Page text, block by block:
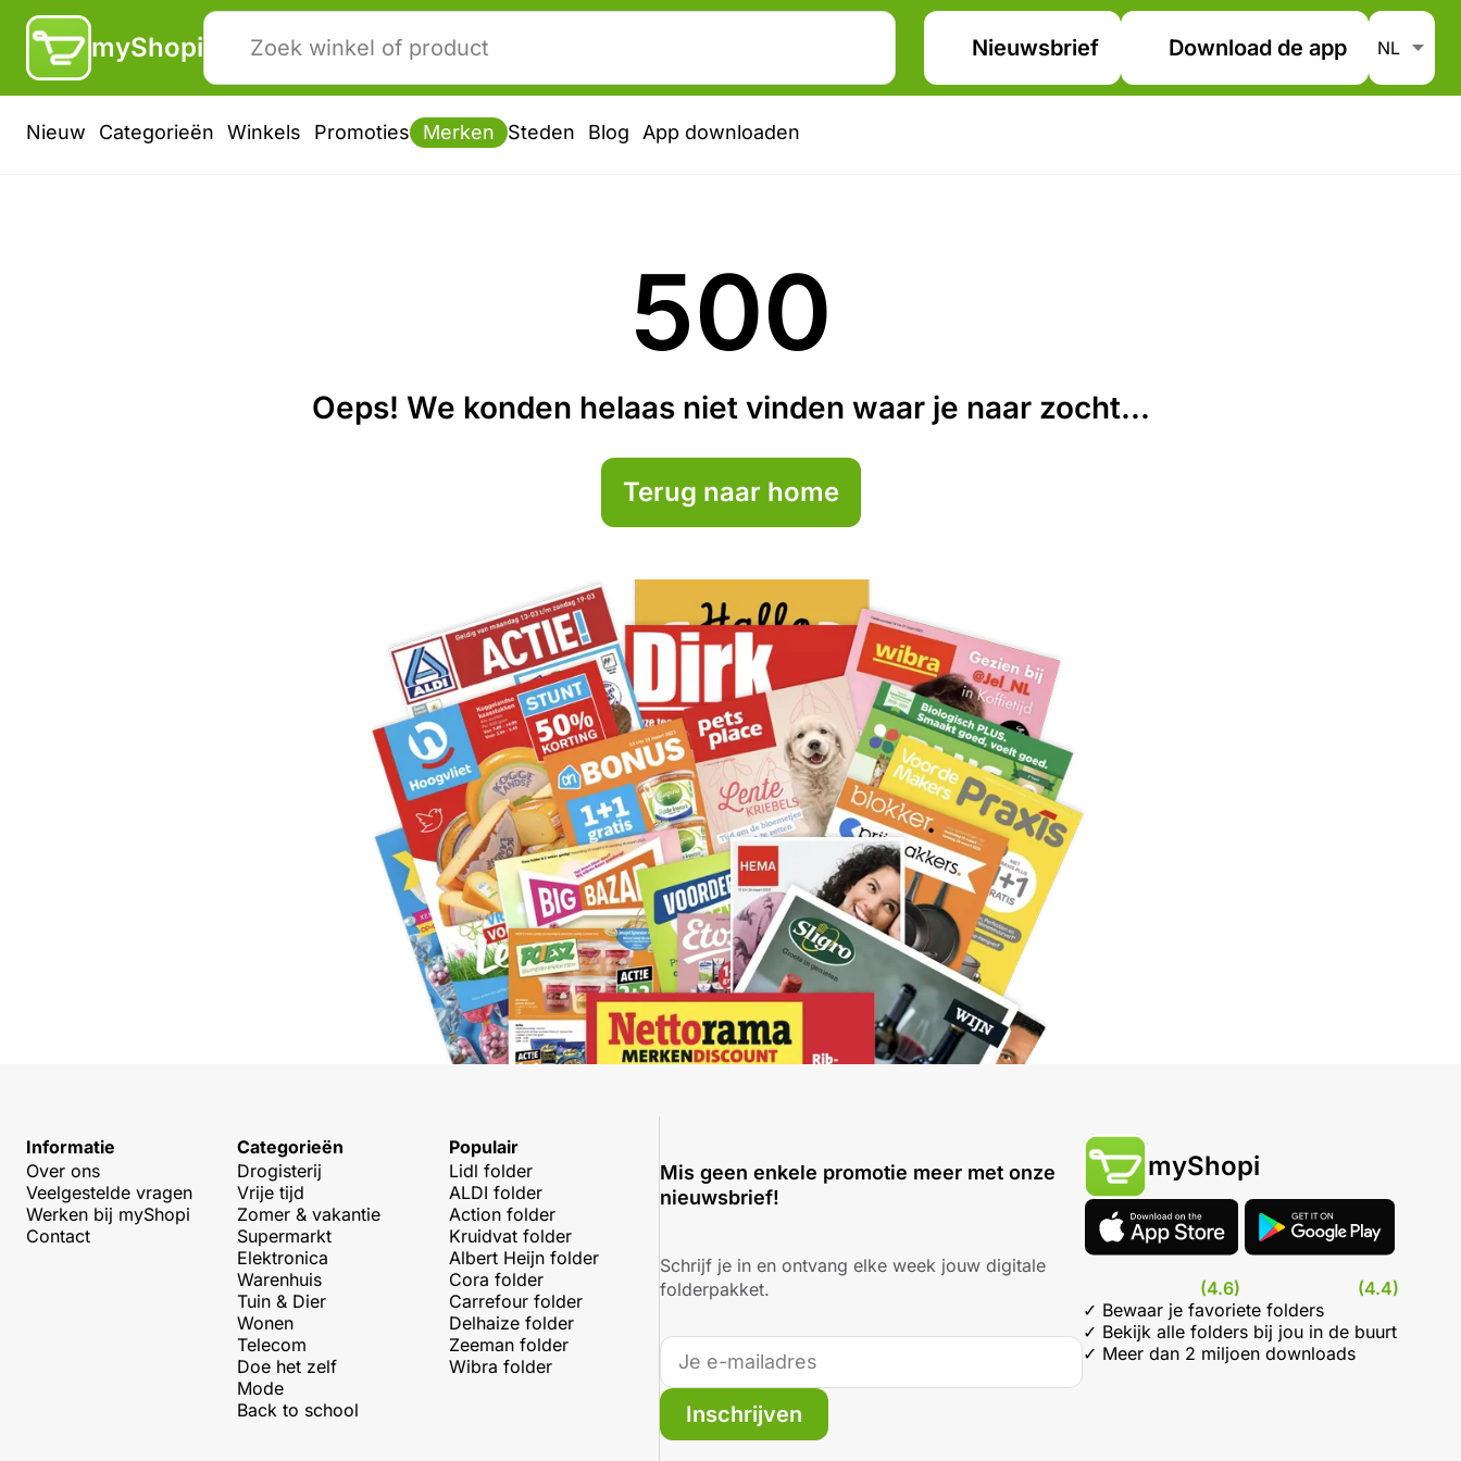
myShopi Nieuwsbrief Download de app
Nieuw Categorieën Winkels Promoties Merken Steden Blog App downloaden
500
Oeps! We konden helaas niet vinden waar je naar zocht...
Terug naar home
Informatie
Over ons
Veelgestelde vragen
Werken bij myShopi
Contact
Categorieën
Drogisterij
Vrije tijd
Zomer & vakantie
Supermarkt
Elektronica
Warenhuis
Tuin & Dier
Wonen
Telecom
Doe het zelf
Mode
Back to school
Populair
Lidl folder
ALDI folder
Action folder
Kruidvat folder
Albert Heijn folder
Cora folder
Carrefour folder
Delhaize folder
Zeeman folder
Wibra folder
Mis geen enkele promotie meer met onze
nieuwsbrief!
Schrijf je in en ontvang elke week jouw digitale
folderpakket.
Inschrijven
myShopi
(4.6)
(4.4)
✓ Bewaar je favoriete folders
✓ Bekijk alle folders bij jou in de buurt
✓ Meer dan 2 miljoen downloads